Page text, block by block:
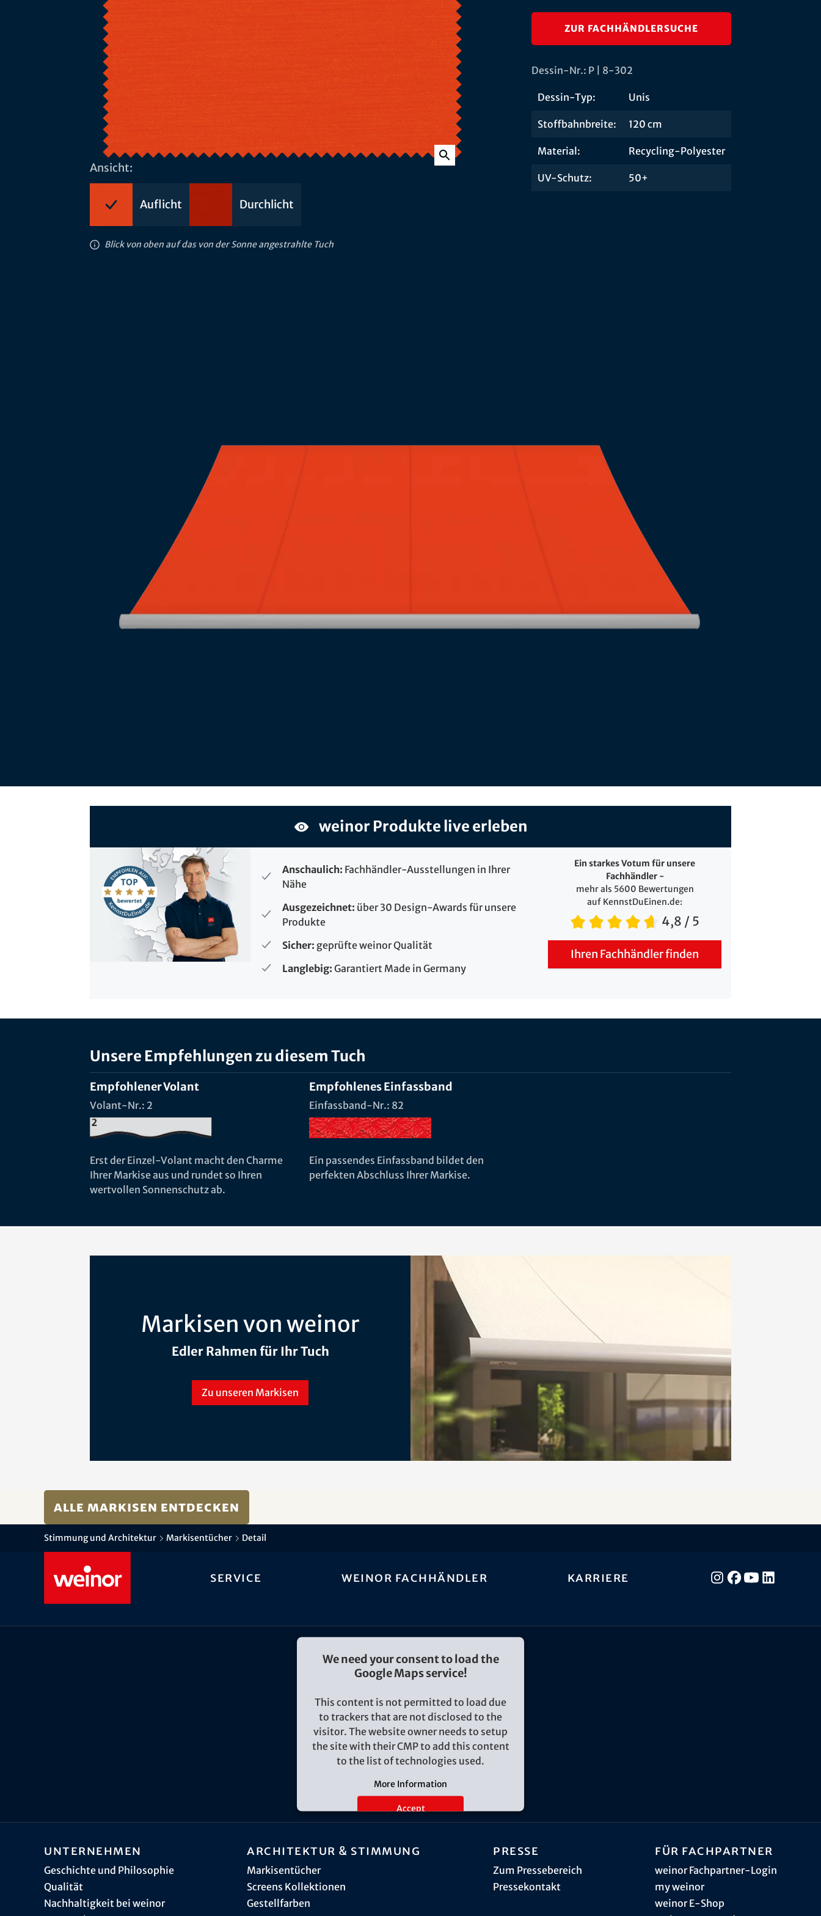
Ansicht:
Auflicht Durchlicht
Blick von oben auf das von der Sonne angestrahlte Tuch
ZUR FACHHÄNDLERSUCHE
Dessin-Nr.: P | 8-302
Dessin-Typ: Unis
Stoffbahnbreite: 120 cm
Material: Recycling-Polyester
UV-Schutz: 50+
weinor Produkte live erleben
Anschaulich: Fachhändler-Ausstellungen in Ihrer
Nähe
Ausgezeichnet: über 30 Design-Awards für unsere
Produkte
Sicher: geprüfte weinor Qualität
Langlebig: Garantiert Made in Germany
Ein starkes Votum für unsere
Fachhändler -
mehr als 5600 Bewertungen
auf KennstDuEinen.de:
4,8 / 5
Ihren Fachhändler finden
Unsere Empfehlungen zu diesem Tuch
Empfohlener Volant
Volant-Nr.: 2
Erst der Einzel-Volant macht den Charme
Ihrer Markise aus und rundet so Ihren
wertvollen Sonnenschutz ab.
Empfohlenes Einfassband
Einfassband-Nr.: 82
Ein passendes Einfassband bildet den
perfekten Abschluss Ihrer Markise.
Markisen von weinor
Edler Rahmen für Ihr Tuch
Zu unseren Markisen
Alle Markisen entdecken
Stimmung und Architektur Markisentücher Detail
Service weinor Fachhändler Karriere
Unternehmen
Geschichte und Philosophie
Qualität
Nachhaltigkeit bei weinor
Architektur & Stimmung
Markisentücher
Screens Kollektionen
Gestellfarben
Presse
Zum Pressebereich
Pressekontakt
Für Fachpartner
weinor Fachpartner-Login
my weinor
weinor E-Shop
We need your consent to load the
Google Maps service!
This content is not permitted to load due
to trackers that are not disclosed to the
visitor. The website owner needs to setup
the site with their CMP to add this content
to the list of technologies used.
More Information
Accept